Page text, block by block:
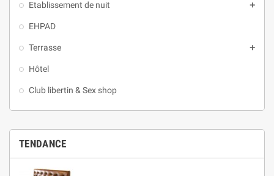
Etablissement de nuit add
EHPAD
Terrasse add
Hôtel
Club libertin & Sex shop
TENDANCE